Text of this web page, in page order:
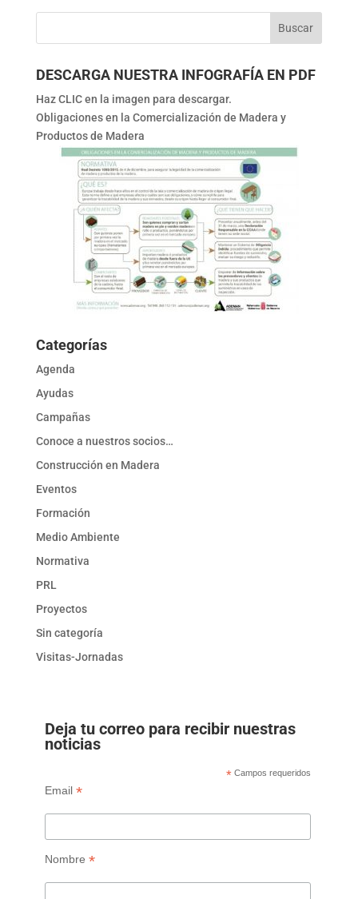
DESCARGA NUESTRA INFOGRAFÍA EN PDF
Haz CLIC en la imagen para descargar.
Obligaciones en la Comercialización de Madera y
Productos de Madera
Categorías
Agenda
Ayudas
Campañas
Conoce a nuestros socios…
Construcción en Madera
Eventos
Formación
Medio Ambiente
Normativa
PRL
Proyectos
Sin categoría
Visitas-Jornadas
Deja tu correo para recibir nuestras
noticias
* Campos requeridos
Email *
Nombre *